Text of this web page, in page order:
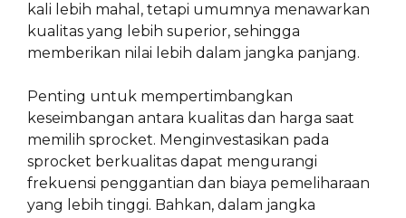
kali lebih mahal, tetapi umumnya menawarkan
kualitas yang lebih superior, sehingga
memberikan nilai lebih dalam jangka panjang.
Penting untuk mempertimbangkan
keseimbangan antara kualitas dan harga saat
memilih sprocket. Menginvestasikan pada
sprocket berkualitas dapat mengurangi
frekuensi penggantian dan biaya pemeliharaan
yang lebih tinggi. Bahkan, dalam jangka